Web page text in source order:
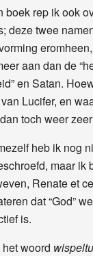
boek rep ik ook
deze twee
aan dan de
en Satan.
Lucifer, en
toch weer
heb ik nog
maar ik
Renate et
dat “God”
is.
het woord